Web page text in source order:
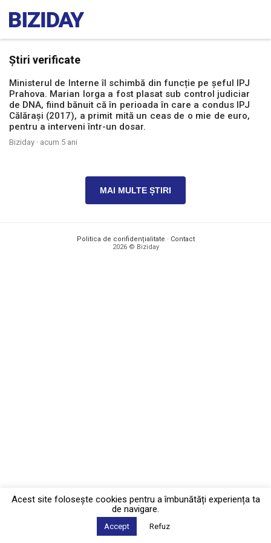
Știri verificate
Ministerul de Interne îl schimbă din funcție pe șeful IPJ
Prahova. Marian Iorga a fost plasat sub control judiciar
de DNA, fiind bănuit că în perioada în care a condus IPJ
Călărași (2017), a primit mită un ceas de o mie de euro,
pentru a interveni într-un dosar.
Biziday · acum 5 ani
MAI MULTE ȘTIRI
Politica de confidențialitate · Contact
2026 © Biziday
Acest site foloseşte cookies pentru a îmbunătăți experiența ta
de navigare.
Accept Refuz